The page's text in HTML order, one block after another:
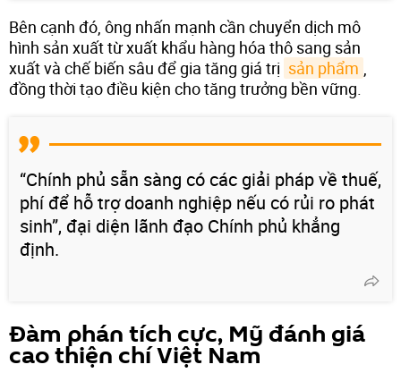
Bên cạnh đó, ông nhấn mạnh cần chuyển dịch mô
hình sản xuất từ xuất khẩu hàng hóa thô sang sản
xuất và chế biến sâu để gia tăng giá trị sản phẩm
đồng thời tạo điều kiện cho tăng trưởng bền vững.
“Chính phủ sẵn sàng có các giải pháp về thuế,
phí để hỗ trợ doanh nghiệp nếu có rủi ro phát
sinh”, đại diện lãnh đạo Chính phủ khẳng
định.
Đàm phán tích cực, Mỹ đánh giá
cao thiện chí Việt Nam